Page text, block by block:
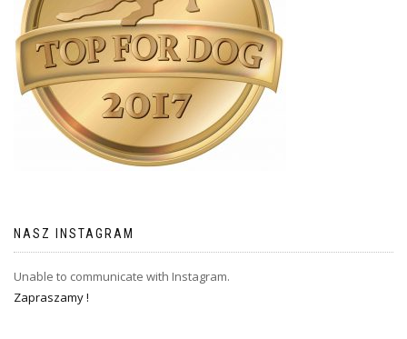
NASZ INSTAGRAM
Unable to communicate with Instagram.
Zapraszamy !